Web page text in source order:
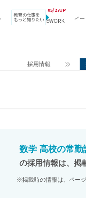
科教員
教育の仕事を
もっと知りたい
05/27UP
EWORK
イ
採用情報
数学 高校の常勤
の採用情報は、掲
※掲載時の情報は、ペー